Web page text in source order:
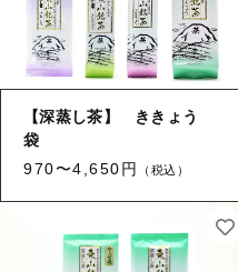
【深蒸し茶】 ききょう
袋
970〜4,650円
（税込）
ショップからのお知らせ
キャンペーン
ブログ
過去のブログ
ご利用ガイド
お問い合わせ